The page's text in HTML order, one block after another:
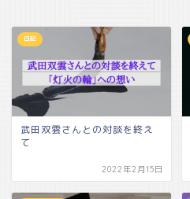
日記
武田双雲さんとの対談を終え
て
2022年2月15日